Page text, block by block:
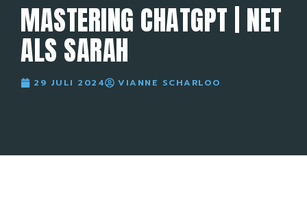
MASTERING CHATGPT | NET
ALS SARAH
29 JULI 2024 VIANNE SCHARLOO